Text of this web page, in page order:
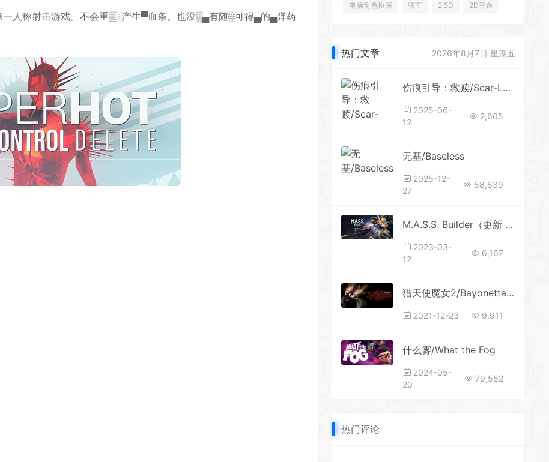
一人称射击游戏。不会重▒░产生▀血条。也没▒▄有随▒可得▄的▄弹药
电脑角色扮演 骑车 2.5D 2D平台
热门文章 2026年8月7日 星期五
伤痕引导：救赎/Scar-Lead Salvation
2025-06-
12
2,605
无基/Baseless
2025-12-
27
58,639
M.A.S.S. Builder（更新 Build.10008904|容量12.3GB|官方简体中文|支持键盘.鼠标.手柄）
2023-03-
12
6,167
猎天使魔女2/Bayonetta 2(v1.0_AndCemu1.25.3c)
2021-12-23 9,911
什么雾/What the Fog
2024-05-
20
79,552
热门评论
*
*
*